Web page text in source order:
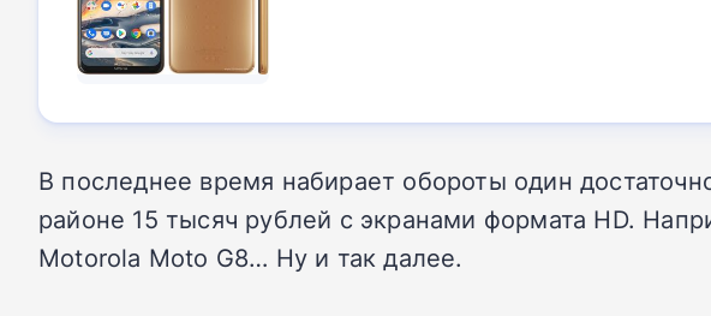
В последнее время набирает обороты один
районе 15 тысяч рублей с экранами формата HD.
Motorola Moto G8… Ну и так далее.